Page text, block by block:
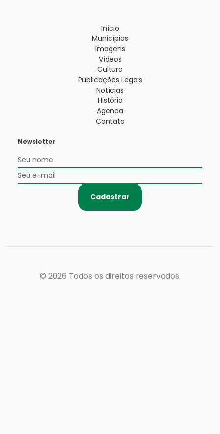
Início
Municípios
Imagens
Vídeos
Cultura
Publicações Legais
Notícias
História
Agenda
Contato
Newsletter
Cadastrar
© 2026 Todos os direitos reservados.